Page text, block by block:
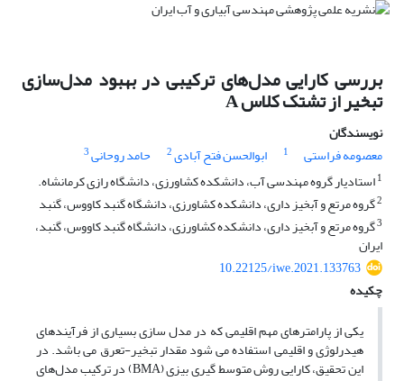
بررسی کارایی مدل‌های ترکیبی در بهبود مدل‌سازی
تبخیر از تشتک کلاس A
نویسندگان
معصومه فراستی
1 ابوالحسن فتح آبادی2 حامد روحانی3
1استادیار گروه مهندسی آب، دانشکده کشاورزی، دانشگاه رازی کرمانشاه.
2گروه مرتع و آبخیز داری، دانشکده کشاورزی، دانشگاه گنبد کاووس، گنبد
3گروه مرتع و آبخیز داری، دانشکده کشاورزی، دانشگاه گنبد کاووس، گنبد،
ایران
10.22125/iwe.2021.133763
چکیده
یکی از پارامترهای مهم اقلیمی که در مدل سازی بسیاری از فرآیندهای
هیدرلوژی و اقلیمی استفاده می شود مقدار تبخیر-­تعرق می باشد. در
این تحقیق، کارایی روش‌ متوسط گیری بیزی (BMA) در ترکیب مدل‌های